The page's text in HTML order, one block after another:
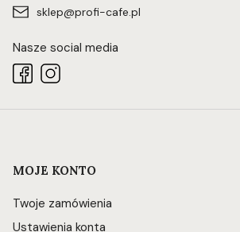
sklep@profi-cafe.pl
Nasze social media
Linki w stopce
MOJE KONTO
Twoje zamówienia
Ustawienia konta